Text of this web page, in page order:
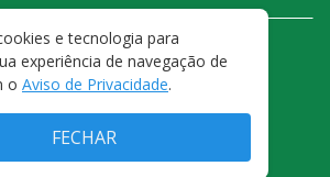
FALE CONOSCO
PRIVACIDADE
E CONDIÇÕES DE USO
e tecnologia para
experiência de navegação de
o Aviso de Privacidade.
FECHAR